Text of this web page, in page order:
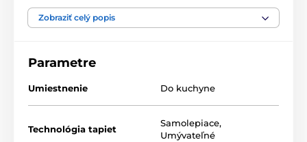
Perfektné spracovanie tlače
materiáli s jemným povrchom a matným vzhľadom.
hrúbkou 90 µm. Tapety neobsahujú PVC a sú opatrené
silno priľnavým akrylovým lepidlom, ktoré zabezpečí
vysoko odolné a farby zostávajú žiarivé.
Zobraziť celý popis
Parametre
Umiestnenie Do kuchyne
Technológia tapiet
Samolepiace,
Umývateľné